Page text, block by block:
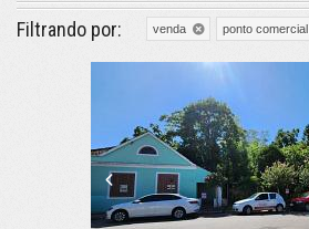
Filtrando por: venda ponto comercial